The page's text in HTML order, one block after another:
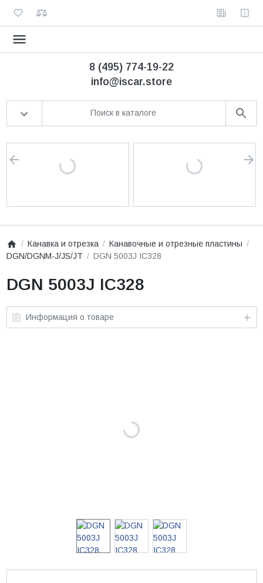
8 (495) 774-19-22
info@iscar.store
Канавка и отрезка
Канавочные и отрезные пластины
DGN/DGNM-J/JS/JT
DGN 5003J IC328
DGN 5003J IC328
Информация о товаре